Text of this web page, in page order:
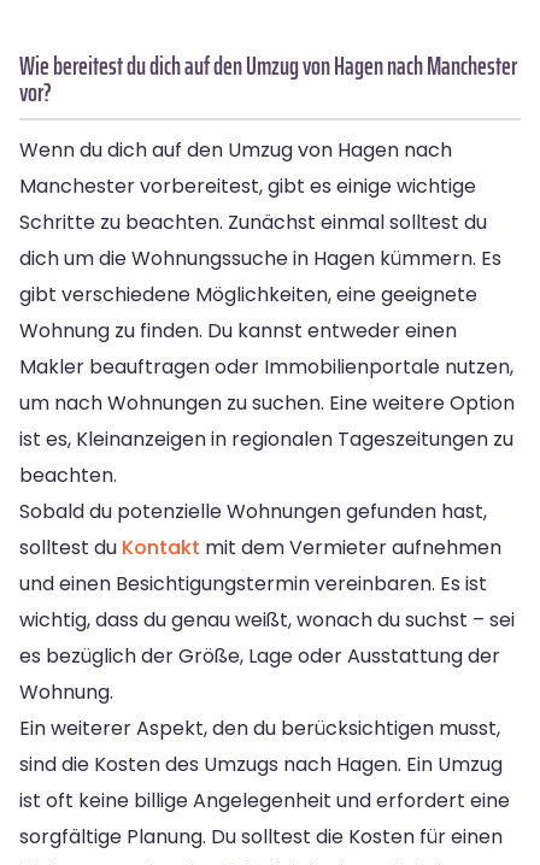
Wie bereitest du dich auf den Umzug von Hagen nach Manchester
vor?
Wenn du dich auf den Umzug von Hagen nach
Manchester vorbereitest, gibt es einige wichtige
Schritte zu beachten. Zunächst einmal solltest du
dich um die Wohnungssuche in Hagen kümmern. Es
gibt verschiedene Möglichkeiten, eine geeignete
Wohnung zu finden. Du kannst entweder einen
Makler beauftragen oder Immobilienportale nutzen,
um nach Wohnungen zu suchen. Eine weitere Option
ist es, Kleinanzeigen in regionalen Tageszeitungen zu
beachten.
Sobald du potenzielle Wohnungen gefunden hast,
solltest du Kontakt mit dem Vermieter aufnehmen
und einen Besichtigungstermin vereinbaren. Es ist
wichtig, dass du genau weißt, wonach du suchst – sei
es bezüglich der Größe, Lage oder Ausstattung der
Wohnung.
Ein weiterer Aspekt, den du berücksichtigen musst,
sind die Kosten des Umzugs nach Hagen. Ein Umzug
ist oft keine billige Angelegenheit und erfordert eine
sorgfältige Planung. Du solltest die Kosten für einen